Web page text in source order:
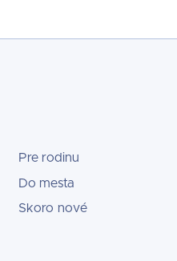
Pre rodinu
Do mesta
Skoro nové